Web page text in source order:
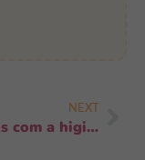
NEXT
Cuidados com a higiene após alimentação: 6 dicas essenciais para pais